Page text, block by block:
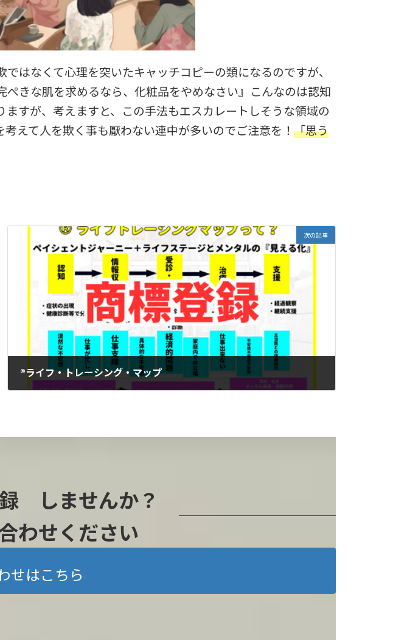
はなくて心理を突いたキャッチコピーの類になるのですが、
きな肌を求めるなら、化粧品をやめなさい』こんなのは認知
すが、考えますと、この手法もエスカレートしそうな領域の
えて人を欺く事も厭わない連中が多いのでご注意を！ 「思う
次の記事
®ライフ・トレーシング・マップ
しませんか？
わせください
せはこちら